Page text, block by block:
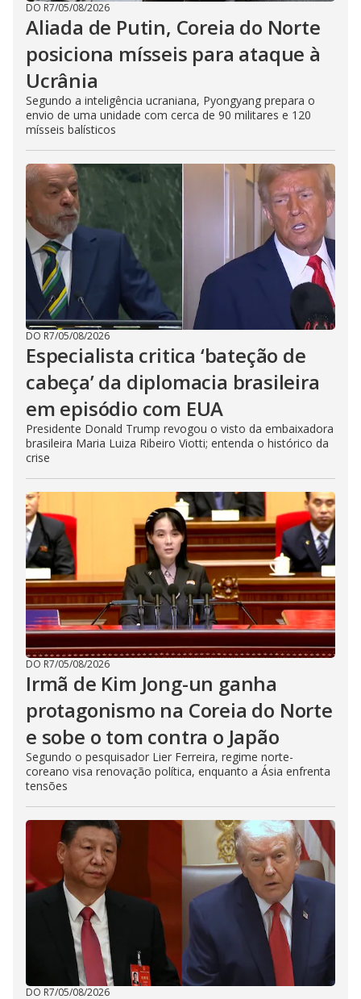
DO R7/05/08/2026
Aliada de Putin, Coreia do Norte
posiciona mísseis para ataque à
Ucrânia
Segundo a inteligência ucraniana, Pyongyang prepara o
envio de uma unidade com cerca de 90 militares e 120
mísseis balísticos
DO R7/05/08/2026
Especialista critica ‘bateção de
cabeça’ da diplomacia brasileira
em episódio com EUA
Presidente Donald Trump revogou o visto da embaixadora
brasileira Maria Luiza Ribeiro Viotti; entenda o histórico da
crise
DO R7/05/08/2026
Irmã de Kim Jong-un ganha
protagonismo na Coreia do Norte
e sobe o tom contra o Japão
Segundo o pesquisador Lier Ferreira, regime norte-
coreano visa renovação política, enquanto a Ásia enfrenta
tensões
DO R7/05/08/2026